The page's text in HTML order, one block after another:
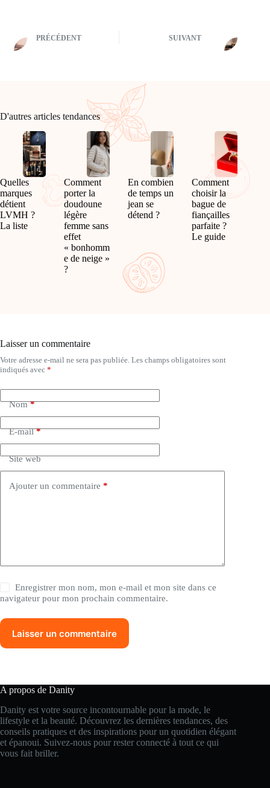
PRÉCÉDENT SUIVANT
D'autres articles tendances
Quelles
marques
détient
LVMH ?
La liste
Comment
porter la
doudoune
légère
femme sans
effet
« bonhomm
e de neige »
?
En combien
de temps un
jean se
détend ?
Comment
choisir la
bague de
fiançailles
parfaite ?
Le guide
Laisser un commentaire
Votre adresse e-mail ne sera pas publiée. Les champs obligatoires sont
indiqués avec *
Nom*
E-mail*
Site web
Ajouter un commentaire *
Enregistrer mon nom, mon e-mail et mon site dans ce
navigateur pour mon prochain commentaire.
Laisser un commentaire
A
l
r
n
v
e
A propos de Danity
Danity est votre source incontournable pour la mode, le
lifestyle et la beauté. Découvrez les dernières tendances, des
conseils pratiques et des inspirations pour un quotidien élégant
et épanoui. Suivez-nous pour rester connecté à tout ce qui
vous fait briller.